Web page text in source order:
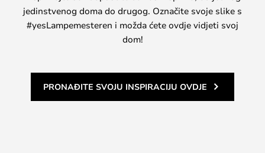
jedinstvenog doma do drugog. Označite svoje slike s
#yesLampemesteren i možda ćete ovdje vidjeti svoj
dom!
PRONAĐITE SVOJU INSPIRACIJU OVDJE